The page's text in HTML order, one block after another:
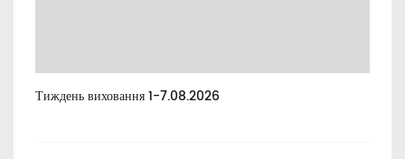
Тиждень виховання 1-7.08.2026